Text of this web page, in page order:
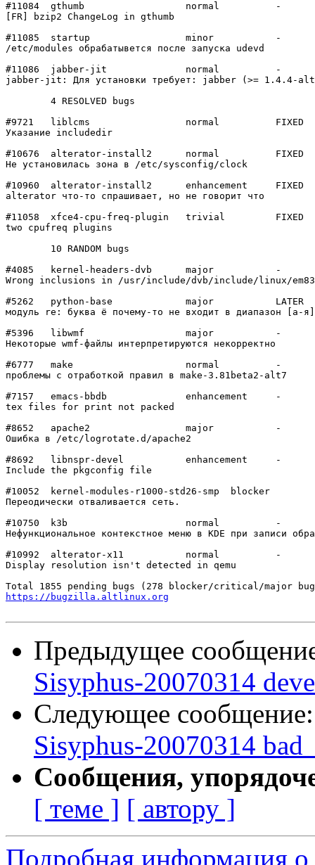
#11084	gthumb          	normal  	-
[FR] bzip2 ChangeLog in gthumb
#11085	startup         	minor   	-
/etc/modules обрабатывется после запуска udevd
#11086	jabber-jit      	normal  	-
jabber-jit: Для установки требует: jabber (>= 1.4.4-
#9721	liblcms         	normal  	FIXED
Указание includedir
#10676	alterator-install2	normal  	FIXED
Не установилась зона в /etc/sysconfig/clock
#10960	alterator-install2	enhancement	FIXED
alterator что-то спрашивает, но не говорит что
#11058	xfce4-cpu-freq-plugin	trivial 	FIXED
two cpufreq plugins
#4085	kernel-headers-dvb	major   	-
Wrong inclusions in /usr/include/dvb/include/linux/
#5262	python-base     	major   	LATER
модуль re: буква ё почему-то не входит в диапазон [а-я]
#5396	libwmf          	major   	-
Некоторые wmf-файлы интерпретируются некорректно
#6777	make            	normal  	-
проблемы с отработкой правил в make-3.81beta2-alt7
#7157	emacs-bbdb      	enhancement	-
tex files for print not packed
#8652	apache2         	major   	-
Ошибка в /etc/logrotate.d/apache2
#8692	libnspr-devel   	enhancement	-
Include the pkgconfig file
#10052	kernel-modules-r1000-std26-smp	blocker 	-
Переодически отваливается сеть.
#10750	k3b             	normal  	-
Нефункциональное контекстное меню в KDE при записи
#10992	alterator-x11   	normal  	-
Display resolution isn't detected in qemu
https://bugzilla.altlinux.org
Предыдущее
Sisyphus-20070314
Следующее
Sisyphus-20070314
Сообщения,
[ теме ] [ автору ]
Подробная информация о